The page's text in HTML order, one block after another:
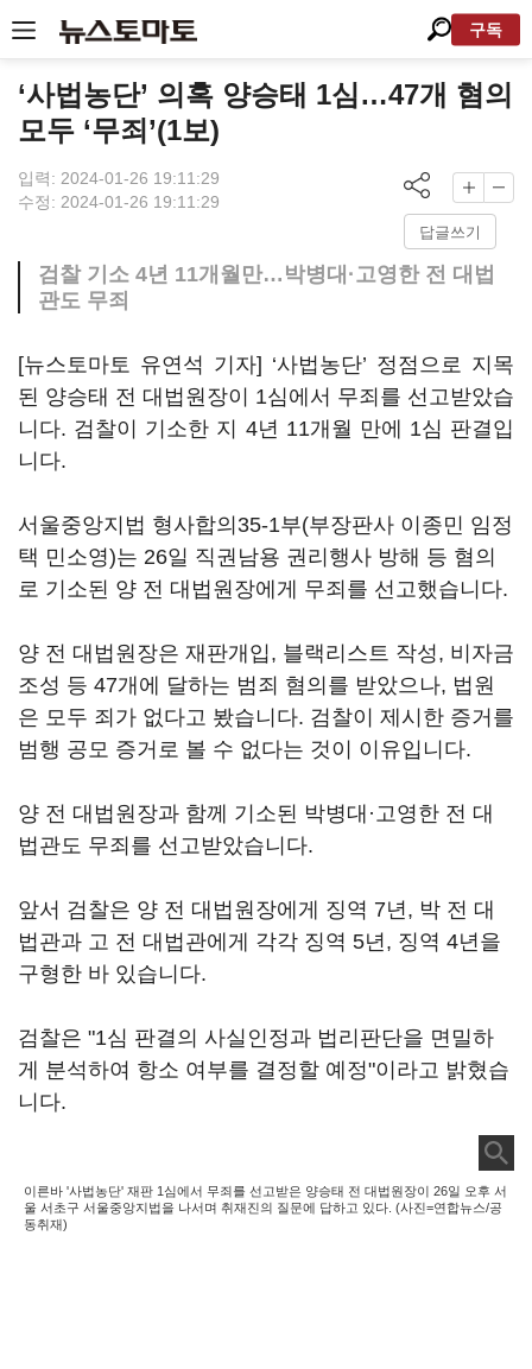
구독
‘사법농단’ 의혹 양승태 1심…47개 혐의
모두 ‘무죄’(1보)
입력: 2024-01-26 19:11:29
수정: 2024-01-26 19:11:29
답글쓰기
검찰 기소 4년 11개월만…박병대·고영한 전 대법
관도 무죄
[뉴스토마토 유연석 기자] ‘사법농단’ 정점으로 지목
된 양승태 전 대법원장이 1심에서 무죄를 선고받았습
니다. 검찰이 기소한 지 4년 11개월 만에 1심 판결입
니다.
서울중앙지법 형사합의35-1부(부장판사 이종민 임정
택 민소영)는 26일 직권남용 권리행사 방해 등 혐의
로 기소된 양 전 대법원장에게 무죄를 선고했습니다.
양 전 대법원장은 재판개입, 블랙리스트 작성, 비자금
조성 등 47개에 달하는 범죄 혐의를 받았으나, 법원
은 모두 죄가 없다고 봤습니다. 검찰이 제시한 증거를
범행 공모 증거로 볼 수 없다는 것이 이유입니다.
양 전 대법원장과 함께 기소된 박병대·고영한 전 대
법관도 무죄를 선고받았습니다.
앞서 검찰은 양 전 대법원장에게 징역 7년, 박 전 대
법관과 고 전 대법관에게 각각 징역 5년, 징역 4년을
구형한 바 있습니다.
검찰은 "1심 판결의 사실인정과 법리판단을 면밀하
게 분석하여 항소 여부를 결정할 예정"이라고 밝혔습
니다.
이른바 '사법농단' 재판 1심에서 무죄를 선고받은 양승태 전 대법원장이 26일 오후 서
울 서초구 서울중앙지법을 나서며 취재진의 질문에 답하고 있다. (사진=연합뉴스/공
동취재)